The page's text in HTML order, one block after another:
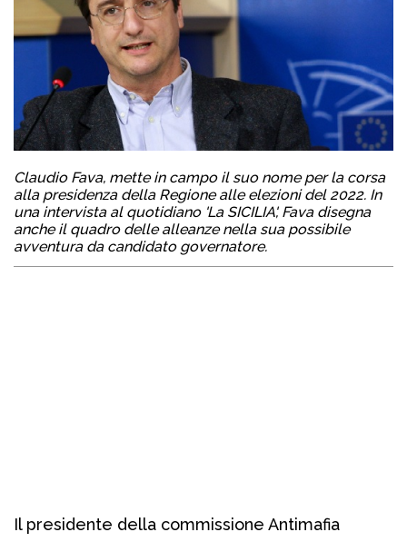
Claudio Fava, mette in campo il suo nome per la corsa
alla presidenza della Regione alle elezioni del 2022. In
una intervista al quotidiano 'La SICILIA', Fava disegna
anche il quadro delle alleanze nella sua possibile
avventura da candidato governatore.
Il presidente della commissione Antimafia